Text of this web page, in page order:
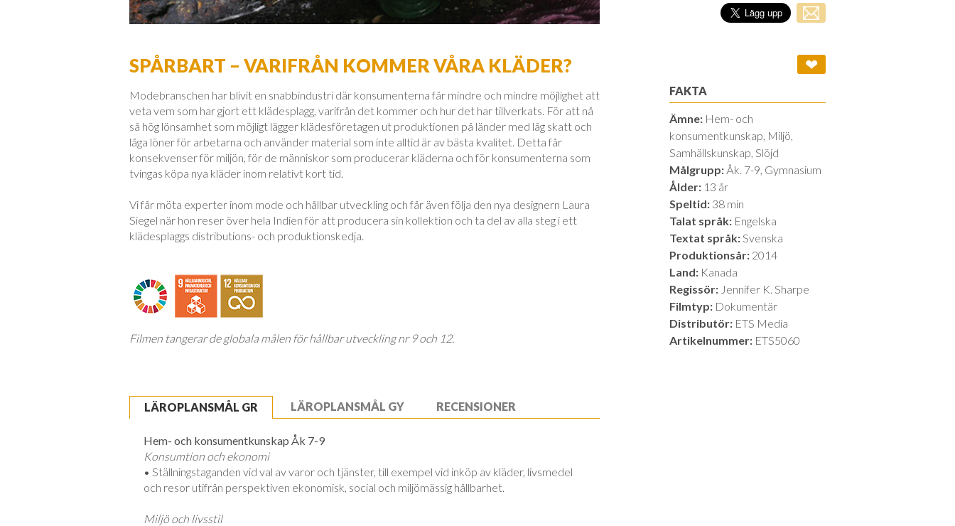
SPÅRBART – VARIFRÅN KOMMER VÅRA KLÄDER?
Modebranschen har blivit en snabbindustri där konsumenterna får mindre och mindre möjlighet att
veta vem som har gjort ett klädesplagg, varifrån det kommer och hur det har tillverkats. För att nå
så hög lönsamhet som möjligt lägger klädesföretagen ut produktionen på länder med låg skatt och
låga löner för arbetarna och använder material som inte alltid är av bästa kvalitet. Detta får
konsekvenser för miljön, för de människor som producerar kläderna och för konsumenterna som
tvingas köpa nya kläder inom relativt kort tid.
Vi får möta experter inom mode och hållbar utveckling och får även följa den nya designern Laura
Siegel när hon reser över hela Indien för att producera sin kollektion och ta del av alla steg i ett
klädesplaggs distributions- och produktionskedja.
Filmen tangerar de globala målen för hållbar utveckling nr 9 och 12.
LÄROPLANSMÅL GR
Hem- och konsumentkunskap Åk 7-9
Konsumtion och ekonomi
• Ställningstaganden vid val av varor och tjänster, till exempel vid inköp av kläder, livsmedel
och resor utifrån perspektiven ekonomisk, social och miljömässig hållbarhet.
Miljö och livsstil
LÄROPLANSMÅL GY RECENSIONER
❤
FAKTA
Ämne: Hem- och
konsumentkunskap, Miljö,
Samhällskunskap, Slöjd
Målgrupp: Åk. 7-9, Gymnasium
Ålder: 13 år
Speltid: 38 min
Talat språk: Engelska
Textat språk:Svenska
Produktionsår: 2014
Land: Kanada
Regissör: Jennifer K. Sharpe
Filmtyp: Dokumentär
Distributör: ETS Media
Artikelnummer: ETS5060